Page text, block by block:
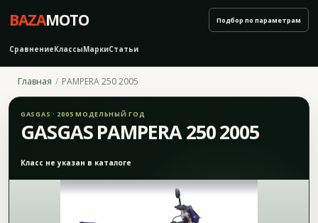
BAZAMOTO
СравнениеКлассыМаркиСтатьи
Подбор по параметрам
Главная PAMPERA 250 2005
GASGAS · 2005 МОДЕЛЬНЫЙ ГОД
GASGAS PAMPERA 250 2005
Класс не указан в каталоге